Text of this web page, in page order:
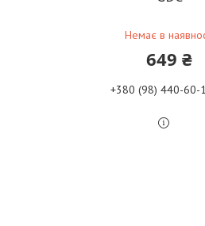
Немає в
649 ₴
+380 (98) 440-60-